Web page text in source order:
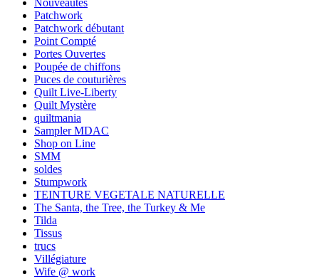
Nouveautés
Patchwork
Patchwork débutant
Point Compté
Portes Ouvertes
Poupée de chiffons
Puces de couturières
Quilt Live-Liberty
Quilt Mystère
quiltmania
Sampler MDAC
Shop on Line
SMM
soldes
Stumpwork
TEINTURE VEGETALE NATURELLE
The Santa, the Tree, the Turkey & Me
Tilda
Tissus
trucs
Villégiature
Wife @ work